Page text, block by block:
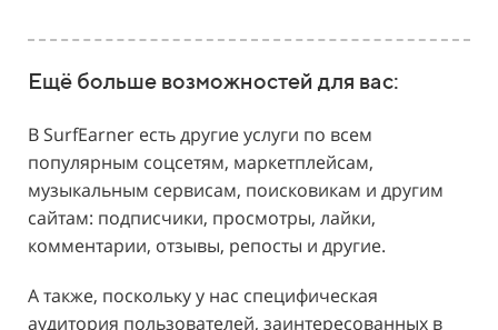
Ещё больше возможностей для вас:
В SurfEarner есть другие услуги по всем
популярным соцсетям, маркетплейсам,
музыкальным сервисам, поисковикам и другим
сайтам: подписчики, просмотры, лайки,
комментарии, отзывы, репосты и другие.
А также, поскольку у нас специфическая
аудитория пользователей, заинтересованных в